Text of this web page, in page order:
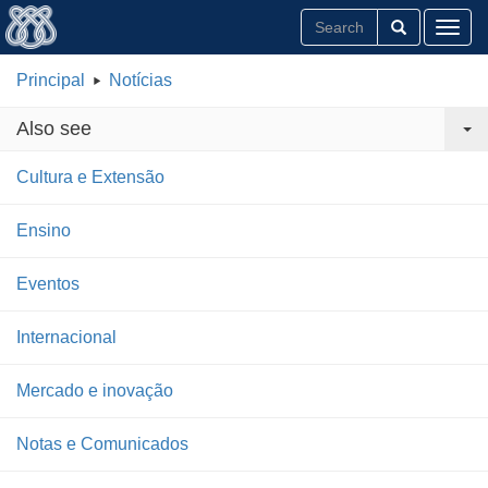
Principal Notícias
Also see
Cultura e Extensão
Ensino
Eventos
Internacional
Mercado e inovação
Notas e Comunicados